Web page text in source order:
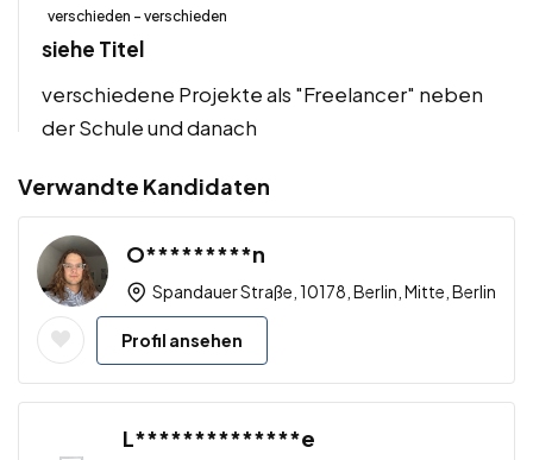
verschieden - verschieden
siehe Titel
verschiedene Projekte als "Freelancer" neben
der Schule und danach
Verwandte Kandidaten
O*********n
Spandauer Straße, 10178, Berlin, Mitte, Berlin
Profil ansehen
L**************e